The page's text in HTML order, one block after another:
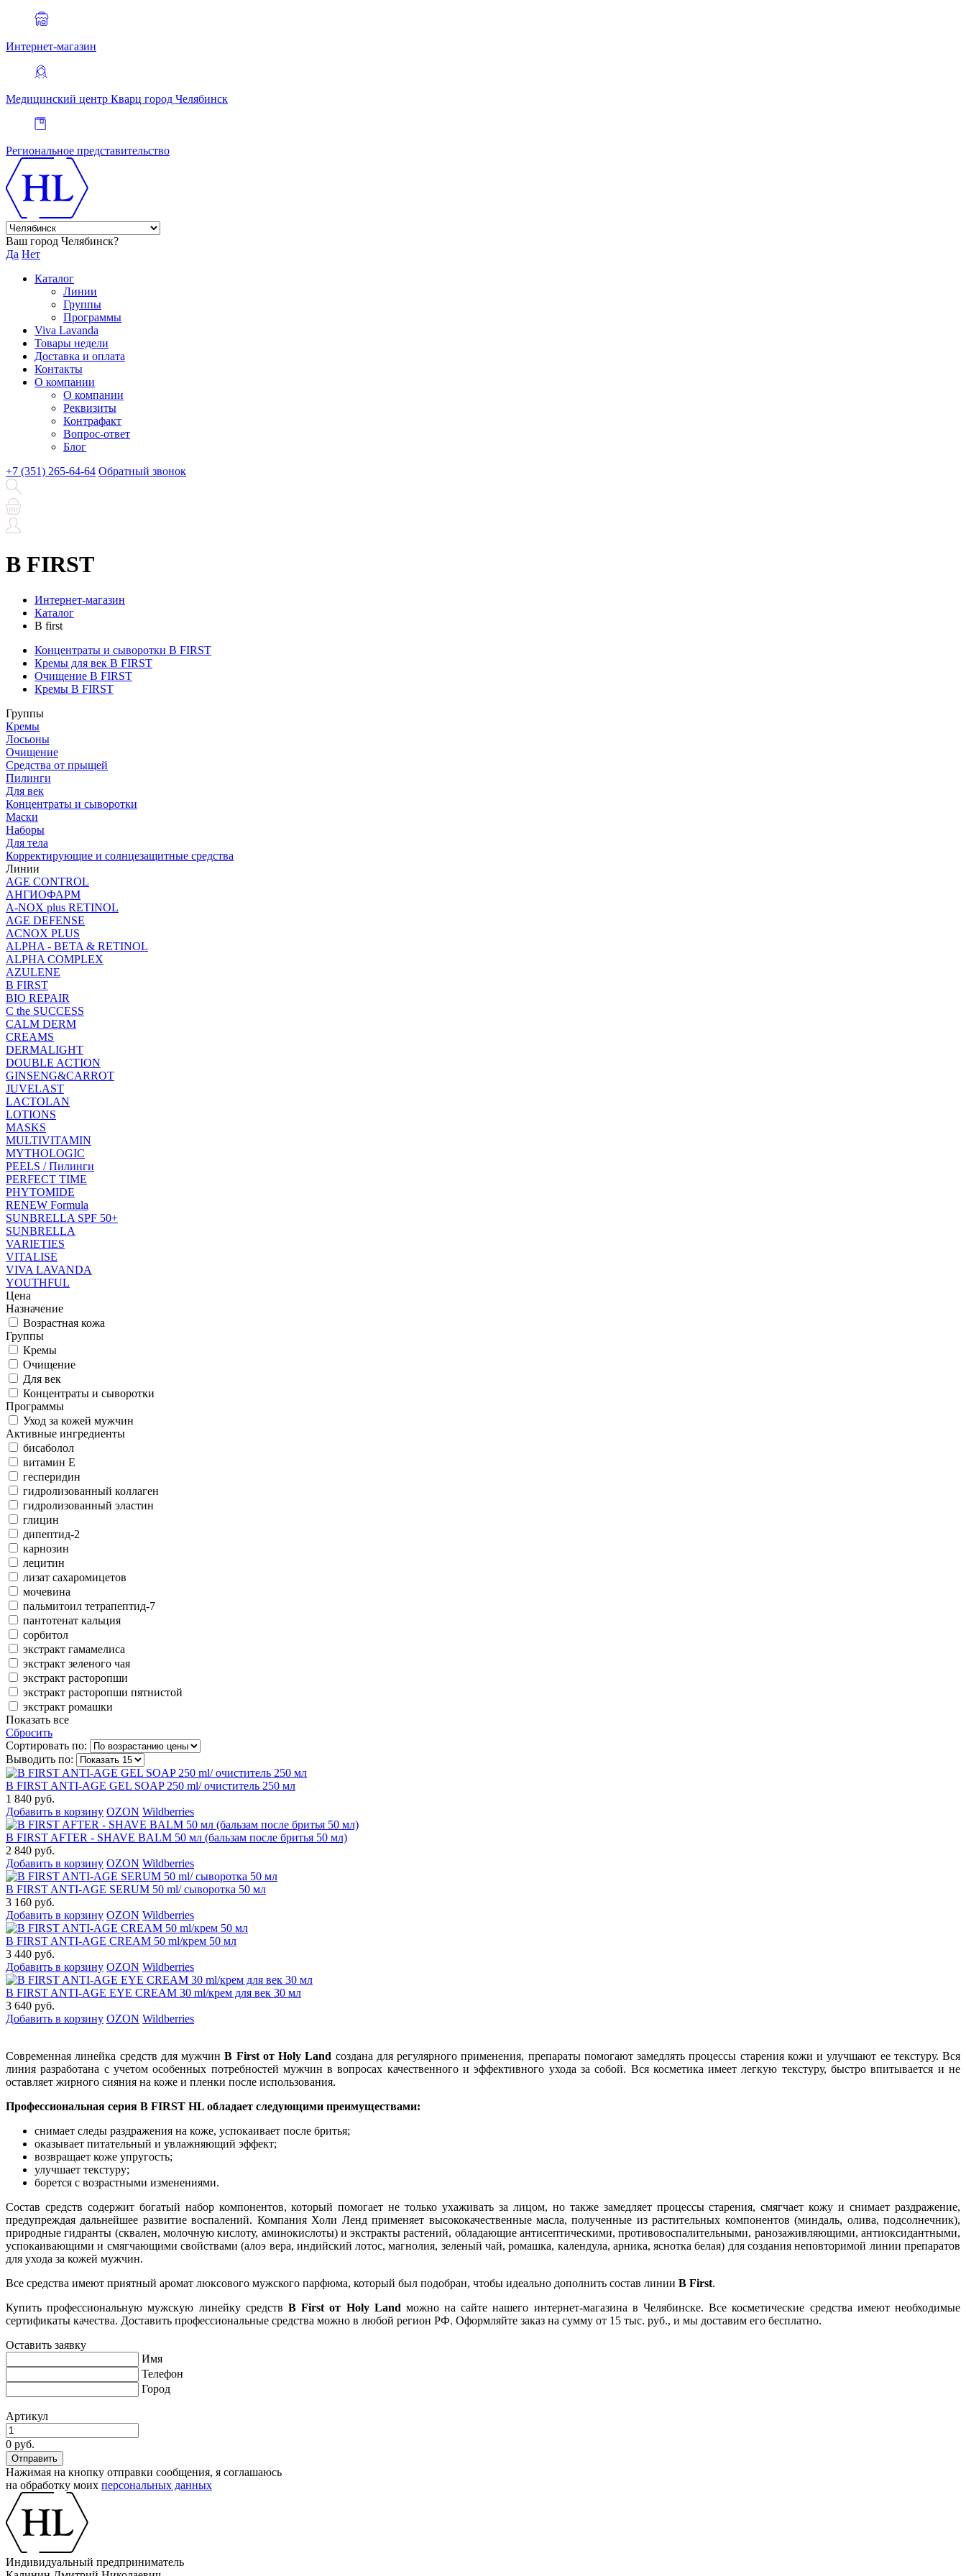
Интернет-магазин
Медицинский центр Кварц город Челябинск
Региональное представительство
Ваш город Челябинск?
Да Нет
Каталог
Линии
Группы
Программы
Viva Lavanda
Товары недели
Доставка и оплата
Контакты
О компании
О компании
Реквизиты
Контрафакт
Вопрос-ответ
Блог
+7 (351) 265-64-64 Обратный звонок
B FIRST
Интернет-магазин
Каталог
B first
Концентраты и сыворотки B FIRST
Кремы для век B FIRST
Очищение B FIRST
Кремы B FIRST
Группы
Кремы
Лосьоны
Очищение
Средства от прыщей
Пилинги
Для век
Концентраты и сыворотки
Маски
Наборы
Для тела
Корректирующие и солнцезащитные средства
Линии
AGE CONTROL
АНГИОФАРМ
A-NOX plus RETINOL
AGE DEFENSE
ACNOX PLUS
ALPHA - BETA & RETINOL
ALPHA COMPLEX
AZULENE
B FIRST
BIO REPAIR
C the SUCCESS
CALM DERM
CREAMS
DERMALIGHT
DOUBLE ACTION
GINSENG&CARROT
JUVELAST
LACTOLAN
LOTIONS
MASKS
MULTIVITAMIN
MYTHOLOGIC
PEELS / Пилинги
PERFECT TIME
PHYTOMIDE
RENEW Formula
SUNBRELLA SPF 50+
SUNBRELLA
VARIETIES
VITALISE
VIVA LAVANDA
YOUTHFUL
Цена
Назначение
Возрастная кожа
Группы
Кремы
Очищение
Для век
Концентраты и сыворотки
Программы
Уход за кожей мужчин
Активные ингредиенты
бисаболол
витамин Е
гесперидин
гидролизованный коллаген
гидролизованный эластин
глицин
дипептид-2
карнозин
лецитин
лизат сахаромицетов
мочевина
пальмитоил тетрапептид-7
пантотенат кальция
сорбитол
экстракт гамамелиса
экстракт зеленого чая
экстракт расторопши
экстракт расторопши пятнистой
экстракт ромашки
Показать все
Сбросить
Сортировать по:
Выводить по:
B FIRST ANTI-AGE GEL SOAP 250 ml/ очиститель 250 мл
1 840 руб.
Добавить в корзину OZON Wildberries
B FIRST AFTER - SHAVE BALM 50 мл (бальзам после бритья 50 мл)
2 840 руб.
Добавить в корзину OZON Wildberries
B FIRST ANTI-AGE SERUM 50 ml/ сыворотка 50 мл
3 160 руб.
Добавить в корзину OZON Wildberries
B FIRST ANTI-AGE CREAM 50 ml/крем 50 мл
3 440 руб.
Добавить в корзину OZON Wildberries
B FIRST ANTI-AGE EYE CREAM 30 ml/крем для век 30 мл
3 640 руб.
Добавить в корзину OZON Wildberries
Современная линейка средств для мужчинB First от Holy Land создана для регулярного применения, препараты помогают замедлять процессы старения кожи и улучшают ее текстуру. Вся
линия разработана с учетом особенных потребностей мужчин в вопросах качественного и эффективного ухода за собой. Вся косметика имеет легкую текстуру, быстро впитывается и не
оставляет жирного сияния на коже и пленки после использования.
Профессиональная серия B FIRST HL обладает следующими преимуществами:
снимает следы раздражения на коже, успокаивает после бритья;
оказывает питательный и увлажняющий эффект;
возвращает коже упругость;
улучшает текстуру;
борется с возрастными изменениями.
Состав средств содержит богатый набор компонентов, который помогает не только ухаживать за лицом, но также замедляет процессы старения, смягчает кожу и снимает раздражение,
предупреждая дальнейшее развитие воспалений. Компания Холи Ленд применяет высококачественные масла, полученные из растительных компонентов (миндаль, олива, подсолнечник),
природные гидранты (сквален, молочную кислоту, аминокислоты) и экстракты растений, обладающие антисептическими, противовоспалительными, ранозаживляющими, антиоксидантными,
успокаивающими и смягчающими свойствами (алоэ вера, индийский лотос, магнолия, зеленый чай, ромашка, календула, арника, яснотка белая) для создания неповторимой линии препаратов
для ухода за кожей мужчин.
Все средства имеют приятный аромат люксового мужского парфюма, который был подобран, чтобы идеально дополнить состав линии B First.
Купить профессиональную мужскую линейку средств B First от Holy Land можно на сайте нашего интернет-магазина в Челябинске. Все косметические средства имеют необходимые
сертификаты качества. Доставить профессиональные средства можно в любой регион РФ. Оформляйте заказ на сумму от 15 тыс. руб., и мы доставим его бесплатно.
Оставить заявку
Имя
Телефон
Город
Артикул
0 руб.
Нажимая на кнопку отправки сообщения, я соглашаюсь
на обработку моих персональных данных
Индивидуальный предприниматель